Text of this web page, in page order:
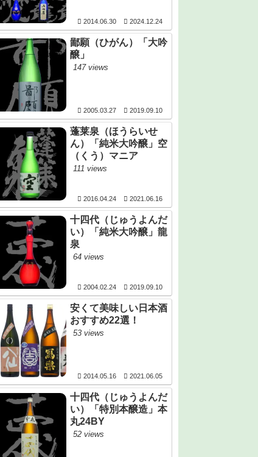
2014.06.30 2024.12.24
鄙願（ひがん）「大吟
醸」
147 views
2005.03.27 2019.09.10
蓬莱泉（ほうらいせ
ん）「純米大吟醸」空
（くう）マニア
111 views
2016.04.24 2021.06.16
十四代（じゅうよんだ
い）「純米大吟醸」龍
泉
64 views
2004.02.24 2019.09.10
安くて美味しい日本酒
おすすめ22選！
53 views
2014.05.16 2021.06.05
十四代（じゅうよんだ
い）「特別本醸造」本
丸24BY
52 views